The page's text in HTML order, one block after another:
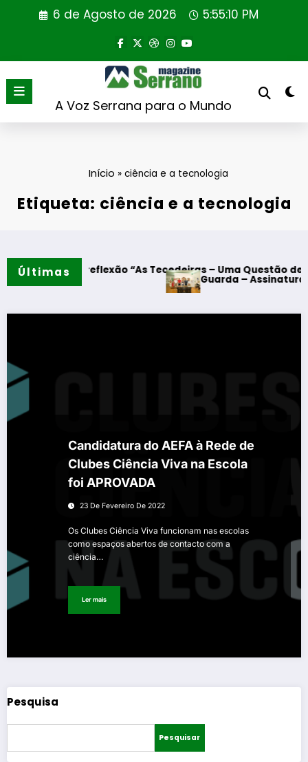
6 de Agosto de 2026 5:55:11 PM
A Voz Serrana para o Mundo
Início »ciência e a tecnologia
Etiqueta: ciência e a tecnologia
Últimas
de reflexão “As Tecedeiras – Uma Questão de
Guarda – Assinatura dos
Candidatura do AEFA à Rede de
Clubes Ciência Viva na Escola
foi APROVADA
23 De Fevereiro De 2022
Os Clubes Ciência Viva funcionam nas escolas
como espaços abertos de contacto com a
ciência…
Ler mais
Pesquisa
Pesquisar